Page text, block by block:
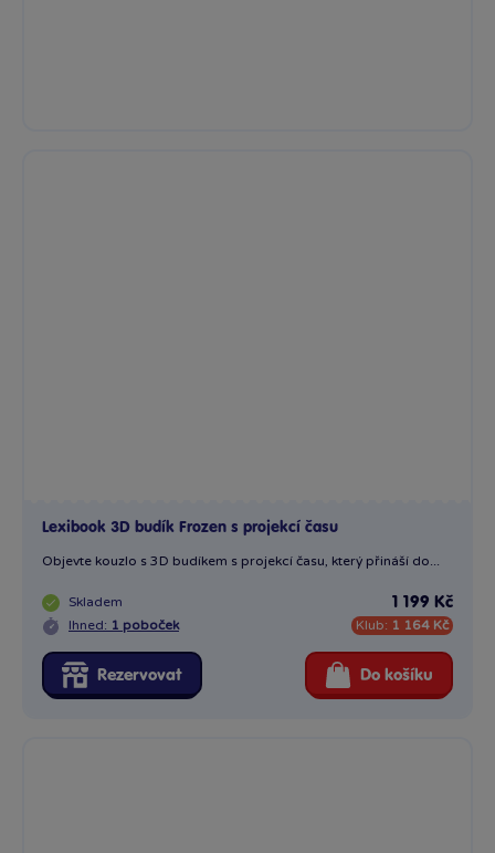
Lexibook 3D budík Frozen s projekcí času
Objevte kouzlo s 3D budíkem s projekcí času, který přináší do...
Skladem
Ihned: 1 poboček
1 199 Kč
Klub: 1 164 Kč
Rezervovat Do košíku